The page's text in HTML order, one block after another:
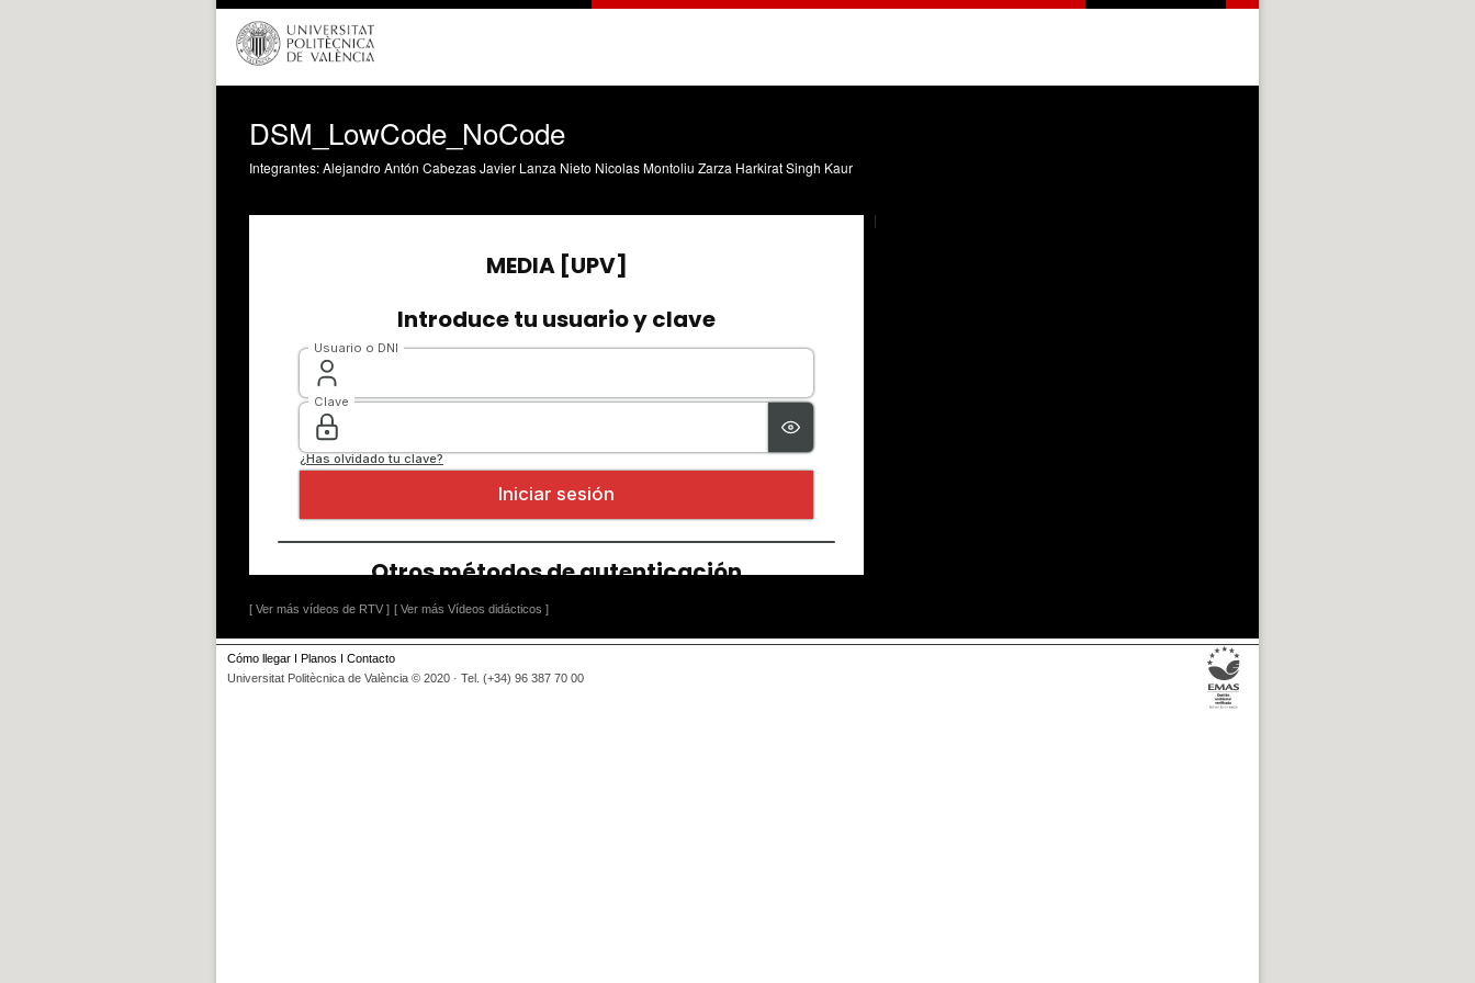
DSM_LowCode_NoCode
Integrantes: Alejandro Antón Cabezas Javier Lanza Nieto Nicolas Montoliu Zarza Harkirat Singh Kaur
[ Ver más vídeos de RTV ] [ Ver más Vídeos didácticos ]
Cómo llegar I Planos I Contacto
Universitat Politècnica de València © 2020 · Tel. (+34) 96 387 70 00